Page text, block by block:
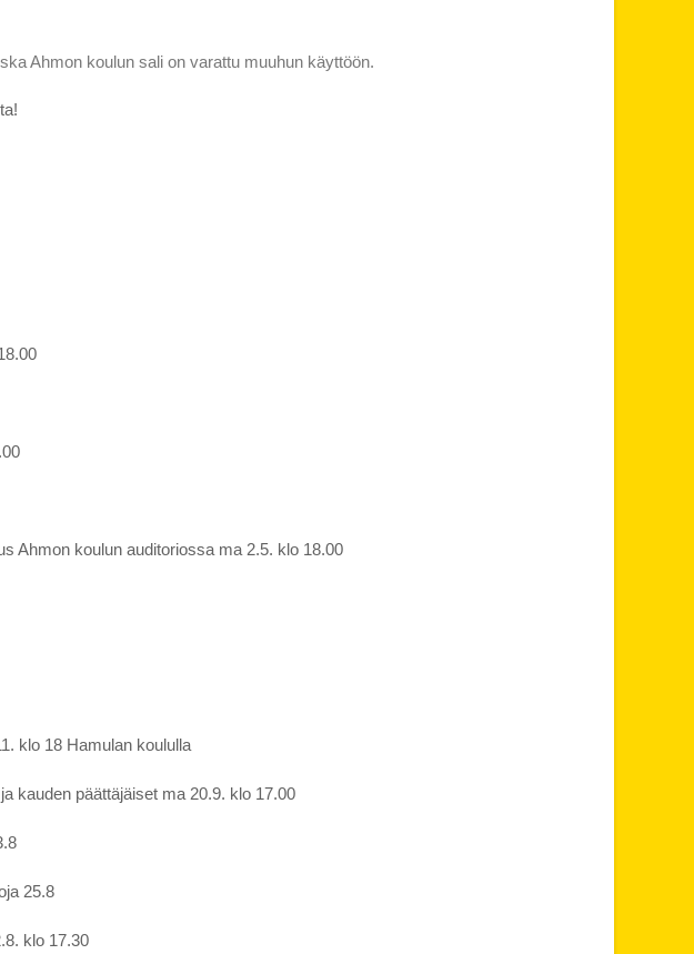
Ahmon koulun sali on varattu muuhun käyttöön.
Ahmon koulun auditoriossa ma 2.5. klo 18.00
klo 18 Hamulan koululla
kauden päättäjäiset ma 20.9. klo 17.00
25.8
klo 17.30